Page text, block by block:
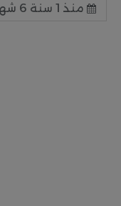
منذ 1 سنة 6 شهر